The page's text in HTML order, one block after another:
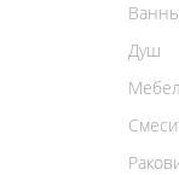
Ванны
Душ